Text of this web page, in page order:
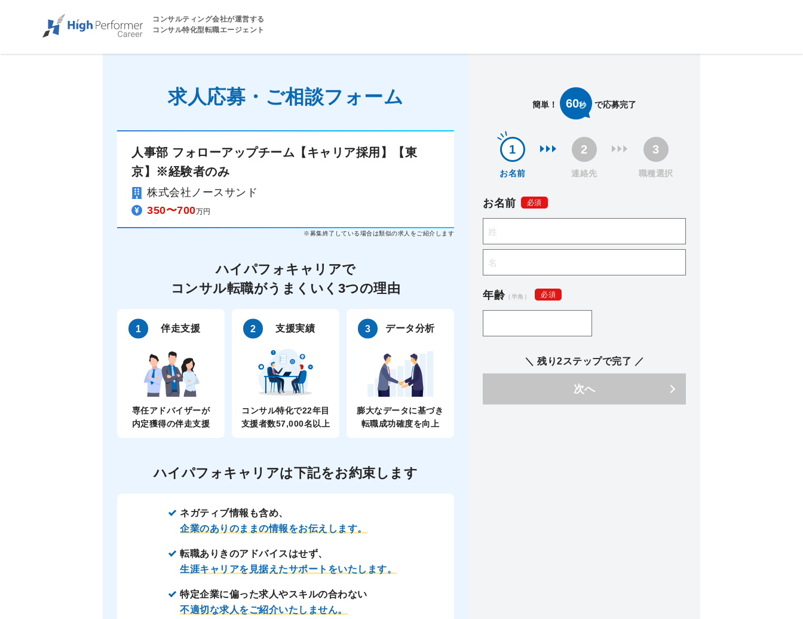
コンサルティング会社が運営する
コンサル特化型転職エージェント
求人応募・ご相談フォーム
人事部 フォローアップチーム【キャリア採用】【東
京】※経験者のみ
株式会社ノースサンド
350〜700万円
※募集終了している場合は類似の求人をご紹介します
ハイパフォキャリアで
コンサル転職がうまくいく3つの理由
伴走支援
専任アドバイザーが
内定獲得の伴走支援
支援実績
コンサル特化で22年目
支援者数57,000名以上
データ分析
膨大なデータに基づき
転職成功確度を向上
ハイパフォキャリアは下記をお約束します
ネガティブ情報も含め、
企業のありのままの情報をお伝えします。
転職ありきのアドバイスはせず、
生涯キャリアを見据えたサポートをいたします。
特定企業に偏った求人やスキルの合わない
不適切な求人をご紹介いたしません。
簡単！ 60秒 で応募完了
お名前 連絡先 職種選択
お名前 必須
年齢（半角） 必須
＼ 残り2ステップで完了 ／
次へ